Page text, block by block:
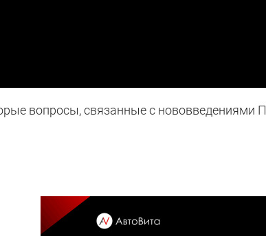
вопросы, связанные с нововведениями